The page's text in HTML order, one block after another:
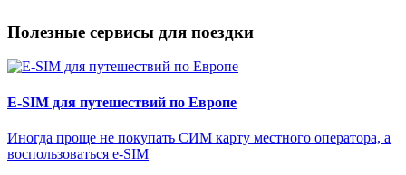
Полезные сервисы для поездки
E-SIM для путешествий по Европе
Иногда проще не покупать СИМ карту местного оператора, а
воспользоваться e-SIM